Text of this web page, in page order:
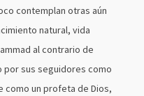
contemplan otras aún
natural, vida
al contrario de
por sus seguidores como
como un profeta de Dios,